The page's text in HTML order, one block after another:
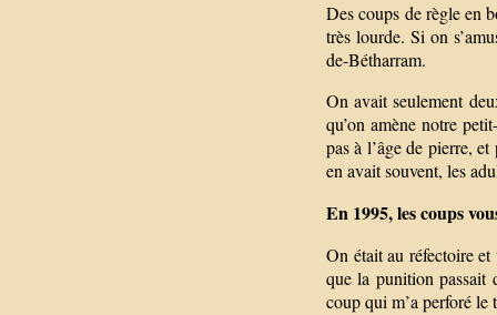
Des coups de règle en
très lourde. Si on
de-Bétharram.
On avait seulement
qu’on amène notre
pas à l’âge de pierre,
en avait souvent, les
En 1995, les coups
On était au réfectoire
que la punition passait
coup qui m’a perforé le